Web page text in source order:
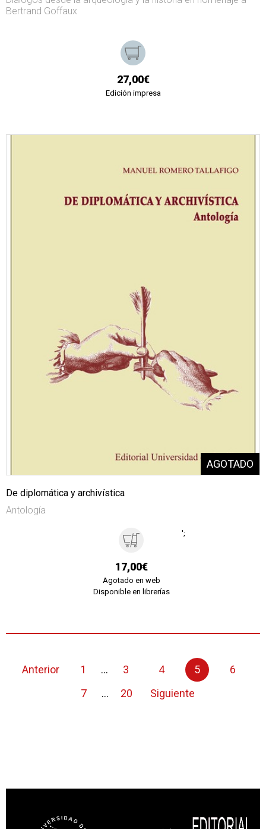
Bertrand Goffaux
27,00€
Edición impresa
De diplomática y archivística
Antología
17,00€
Agotado en web
Disponible en librerías
';
Anterior 1 ... 3 4 5
6
7
... 20 Siguiente